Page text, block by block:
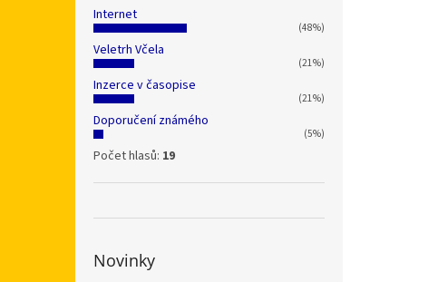
Internet
(48%)
Veletrh Včela
(21%)
Inzerce v časopise
(21%)
Doporučení známého
(5%)
Počet hlasů: 19
Novinky